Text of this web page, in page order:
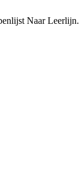
Naar Leerlijn.